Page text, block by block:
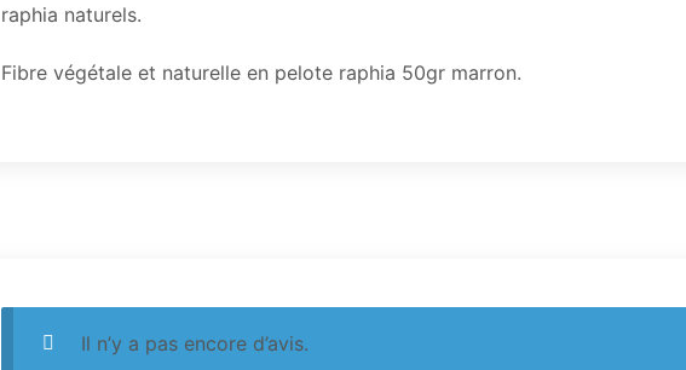
raphia naturels.
Fibre végétale et naturelle en pelote raphia 50gr marron.
Il n’y a pas encore d’avis.